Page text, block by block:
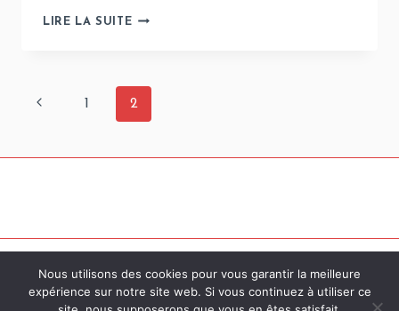
LIRE LA SUITELGBTQQIP2SAA
Navigation
Page 1 2
© 2026
Rainbowiz
Contact Mentions Légales
CGV
Nous utilisons des cookies pour vous garantir la meilleure
expérience sur notre site web. Si vous continuez à utiliser ce